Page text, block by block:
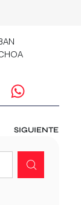
SIGUIENTE